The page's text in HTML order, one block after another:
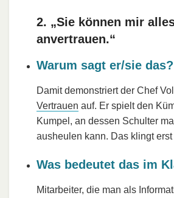
2. „Sie können mir
anvertrauen.“
Warum sagt er/sie das?
Damit demonstriert der Chef
Vertrauen auf. Er spielt den
Kumpel, an dessen Schulter
ausheulen kann. Das klingt
Was bedeutet das im
Mitarbeiter, die man als